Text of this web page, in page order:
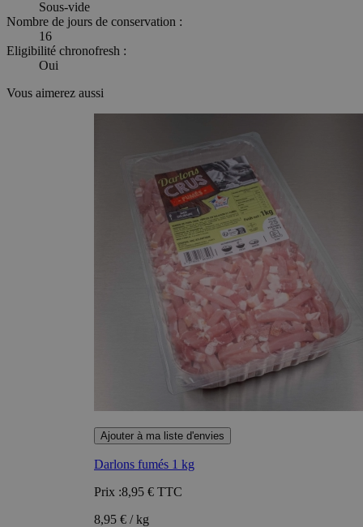
Sous-vide
Nombre de jours de conservation :
16
Eligibilité chronofresh :
Oui
Vous aimerez aussi
Ajouter à ma liste d'envies
Darlons fumés 1 kg
Prix :8,95 € TTC
8,95 € / kg